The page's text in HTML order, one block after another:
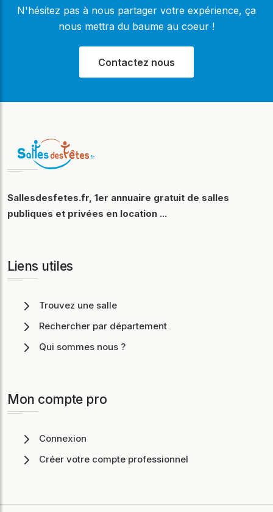
N'hésitez pas à nous partager votre expérience, ça
nous mettra du baume au coeur !
Contactez nous
Sallesdesfetes.fr, 1er annuaire gratuit de salles
publiques et privées en location ...
Liens utiles
Trouvez une salle
Rechercher par département
Qui sommes nous ?
Mon compte pro
Connexion
Créer votre compte professionnel